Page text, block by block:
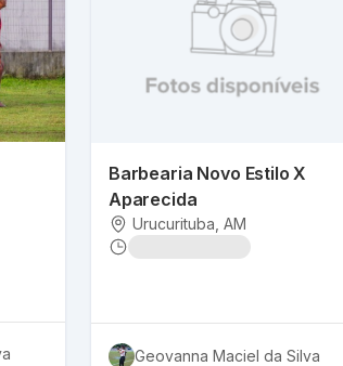
Barbearia Novo Estilo X
Aparecida
Urucurituba , AM
Geovanna Maciel da Silva